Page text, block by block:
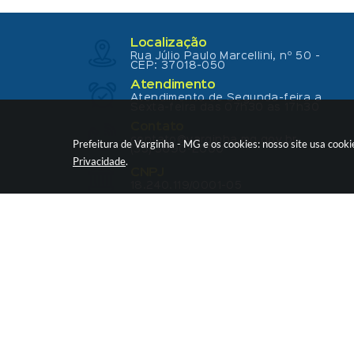
Prefeitura de Varginha - MG e os cookies: nosso site usa
Privacidade.
Localização
Rua Júlio Paulo Marcellini, nº 50 -
CEP: 37018-050
Atendimento
Atendimento de Segunda-feira a
contato@varginha.mg.gov.br
(35) 3690-2000